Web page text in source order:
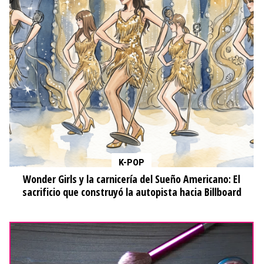
K-POP
Wonder Girls y la carnicería del Sueño Americano: El
sacrificio que construyó la autopista hacia Billboard